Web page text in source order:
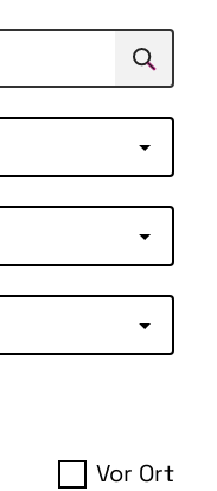
Suchen
Vor Ort